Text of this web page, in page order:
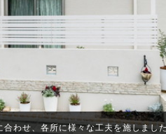
わせ、各所に様々な工夫を施しまし